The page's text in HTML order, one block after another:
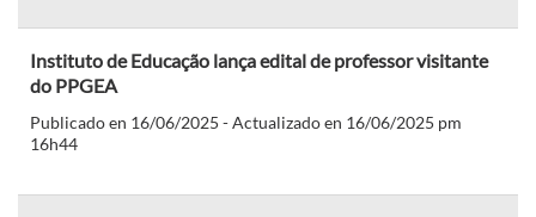
Instituto de Educação lança edital de professor visitante
do PPGEA
Publicado en 16/06/2025 - Actualizado en 16/06/2025 pm
16h44